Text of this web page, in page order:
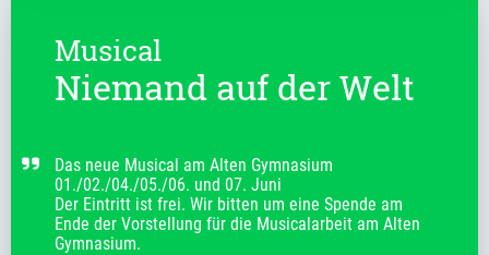
Niemand auf der Welt
Musical
Das neue Musical am Alten Gymnasium
01./02./04./05./06. und 07. Juni
Der Eintritt ist frei. Wir bitten um eine Spende am
Ende der Vorstellung für die Musicalarbeit am Alten
Gymnasium.